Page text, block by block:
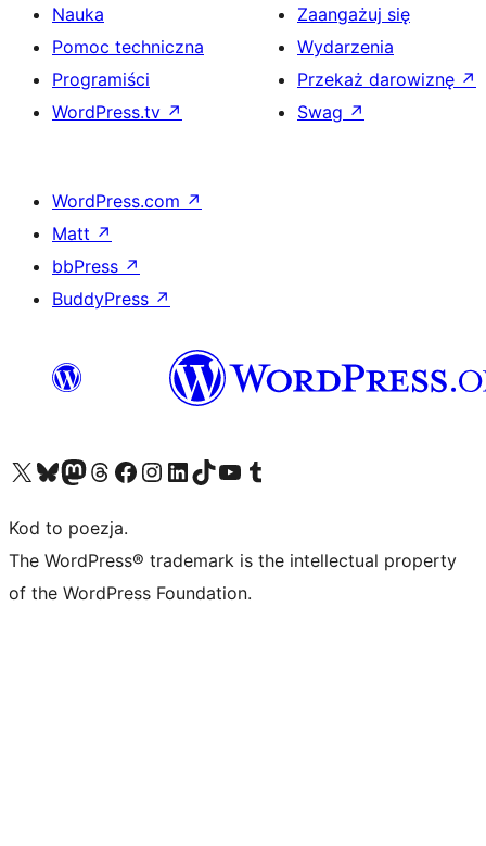
Nauka
Pomoc techniczna
Programiści
WordPress.tv ↗
Zaangażuj się
Wydarzenia
Przekaż darowiznę ↗
Swag ↗
WordPress.com ↗
Matt ↗
bbPress ↗
BuddyPress ↗
Odwiedź nasze konto X (dawniej Twitter)
Odwiedź nasze konto Bluesky
Odwiedź nasze konto na Mastodoncie
Odwiedź naszego Threadsa
Odwiedź naszego Facebooka
Odwiedź nasze konto na Instagramie
Odwiedź nasze konto na LinkedIn
Odwiedź naszego TikToka
Odwiedź nasz kanał YouTube
Odwiedź naszego Tumblra
Kod to poezja.
The WordPress® trademark is the intellectual property
of the WordPress Foundation.